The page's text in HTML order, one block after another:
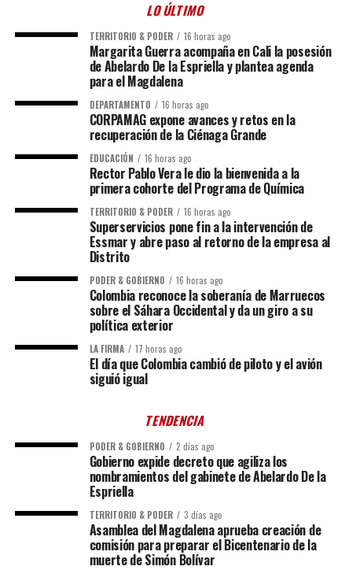
LO ÚLTIMO
TERRITORIO & PODER 16 horas ago
Margarita Guerra acompaña en Cali la posesión
de Abelardo De la Espriella y plantea agenda
para el Magdalena
DEPARTAMENTO 16 horas ago
CORPAMAG expone avances y retos en la
recuperación de la Ciénaga Grande
EDUCACIÓN 16 horas ago
Rector Pablo Vera le dio la bienvenida a la
primera cohorte del Programa de Química
TERRITORIO & PODER 16 horas ago
Superservicios pone fin a la intervención de
Essmar y abre paso al retorno de la empresa al
Distrito
PODER & GOBIERNO 16 horas ago
Colombia reconoce la soberanía de Marruecos
sobre el Sáhara Occidental y da un giro a su
política exterior
LA FIRMA 17 horas ago
El día que Colombia cambió de piloto y el avión
siguió igual
TENDENCIA
PODER & GOBIERNO 2 días ago
Gobierno expide decreto que agiliza los
nombramientos del gabinete de Abelardo De la
Espriella
TERRITORIO & PODER 3 días ago
Asamblea del Magdalena aprueba creación de
comisión para preparar el Bicentenario de la
muerte de Simón Bolívar